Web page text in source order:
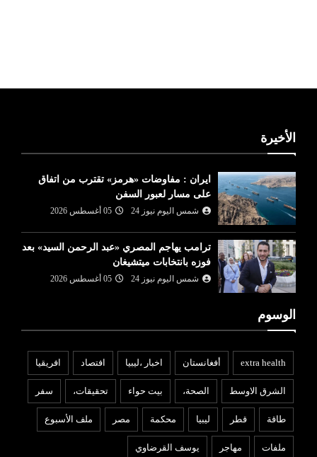
الأخيرة
ايران : مفاوضات «هرمز» تقترب من اتفاق
على مسار لعبور السفن
شمس اليوم نيوز 24 05 أغسطس 2026
ترامب يهاجم المصري «عبد الرحمن السيد» بعد
فوزه بانتخابات ميتشيغان
شمس اليوم نيوز 24 05 أغسطس 2026
الوسوم
extra health أفغانستان اخبار ،ليبيا افتصاد افريقيا
الشرق الاوسط الصحة، بيت حواء تحقيقات، سفر
طاقة قطر ليبيا محكمة مصر ملف الأسبوع
ملفات مهاجر يوسف القرضاوي